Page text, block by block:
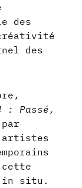
des
des
: Passé,
artistes
in situ.